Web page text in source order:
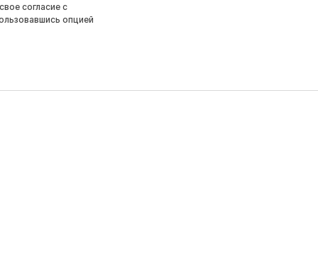
согласие с
опцией